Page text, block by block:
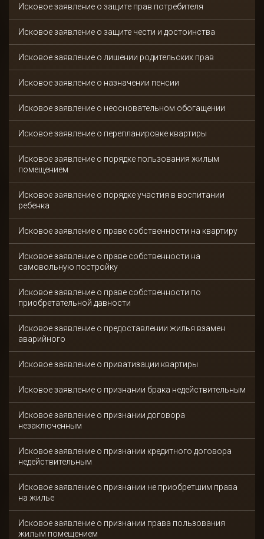
Исковое заявление о защите прав потребителя
Исковое заявление о защите чести и достоинства
Исковое заявление о лишении родительских прав
Исковое заявление о назначении пенсии
Исковое заявление о неосновательном обогащении
Исковое заявление о перепланировке квартиры
Исковое заявление о порядке пользования жилым
помещением
Исковое заявление о порядке участия в воспитании
ребенка
Исковое заявление о праве собственности на квартиру
Исковое заявление о праве собственности на
самовольную постройку
Исковое заявление о праве собственности по
приобретательной давности
Исковое заявление о предоставлении жилья взамен
аварийного
Исковое заявление о приватизации квартиры
Исковое заявление о признании брака недействительным
Исковое заявление о признании договора
незаключенным
Исковое заявление о признании кредитного договора
недействительным
Исковое заявление о признании не приобретшим права
на жилье
Исковое заявление о признании права пользования
жилым помещением